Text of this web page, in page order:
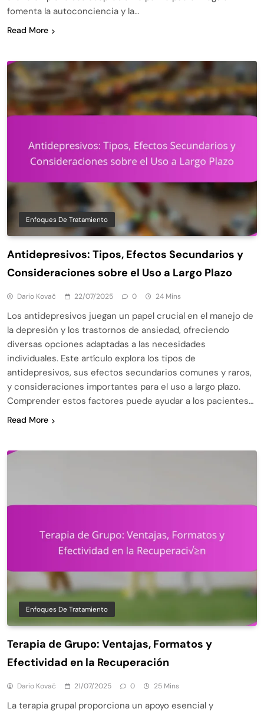
fomenta la autoconciencia y la…
Read More
Enfoques De Tratamiento
Antidepresivos: Tipos, Efectos Secundarios y
Consideraciones sobre el Uso a Largo Plazo
Dario Kovač 22/07/2025 0 24 Mins
Los antidepresivos juegan un papel crucial en el manejo de
la depresión y los trastornos de ansiedad, ofreciendo
diversas opciones adaptadas a las necesidades
individuales. Este artículo explora los tipos de
antidepresivos, sus efectos secundarios comunes y raros,
y consideraciones importantes para el uso a largo plazo.
Comprender estos factores puede ayudar a los pacientes…
Read More
Enfoques De Tratamiento
Terapia de Grupo: Ventajas, Formatos y
Efectividad en la Recuperación
Dario Kovač 21/07/2025 0 25 Mins
La terapia grupal proporciona un apoyo esencial y